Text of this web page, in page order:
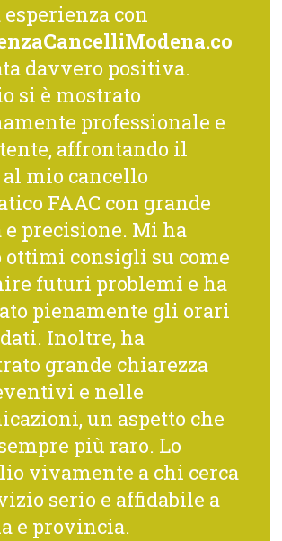
con
davvero positiva.
si è mostrato
professionale e
affrontando il
al mio cancello
FAAC con grande
e precisione. Mi ha
consigli su come
futuri problemi e ha
pienamente gli orari
Inoltre, ha
grande chiarezza
e nelle
un aspetto che
più raro. Lo
vivamente a chi cerca
serio e affidabile a
e provincia.